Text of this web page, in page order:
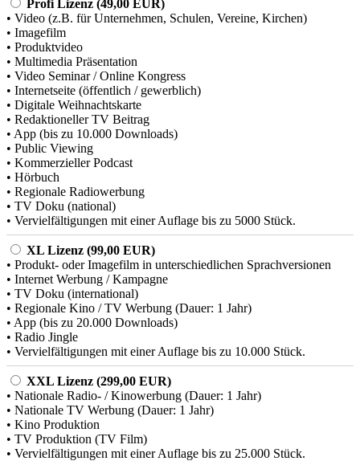
Profi Lizenz (49,00 EUR)
• Video (z.B. für Unternehmen, Schulen, Vereine, Kirchen)
• Imagefilm
• Produktvideo
• Multimedia Präsentation
• Video Seminar / Online Kongress
• Internetseite (öffentlich / gewerblich)
• Digitale Weihnachtskarte
• Redaktioneller TV Beitrag
• App (bis zu 10.000 Downloads)
• Public Viewing
• Kommerzieller Podcast
• Hörbuch
• Regionale Radiowerbung
• TV Doku (national)
• Vervielfältigungen mit einer Auflage bis zu 5000 Stück.
XL Lizenz (99,00 EUR)
• Produkt- oder Imagefilm in unterschiedlichen Sprachversionen
• Internet Werbung / Kampagne
• TV Doku (international)
• Regionale Kino / TV Werbung (Dauer: 1 Jahr)
• App (bis zu 20.000 Downloads)
• Radio Jingle
• Vervielfältigungen mit einer Auflage bis zu 10.000 Stück.
XXL Lizenz (299,00 EUR)
• Nationale Radio- / Kinowerbung (Dauer: 1 Jahr)
• Nationale TV Werbung (Dauer: 1 Jahr)
• Kino Produktion
• TV Produktion (TV Film)
• Vervielfältigungen mit einer Auflage bis zu 25.000 Stück.